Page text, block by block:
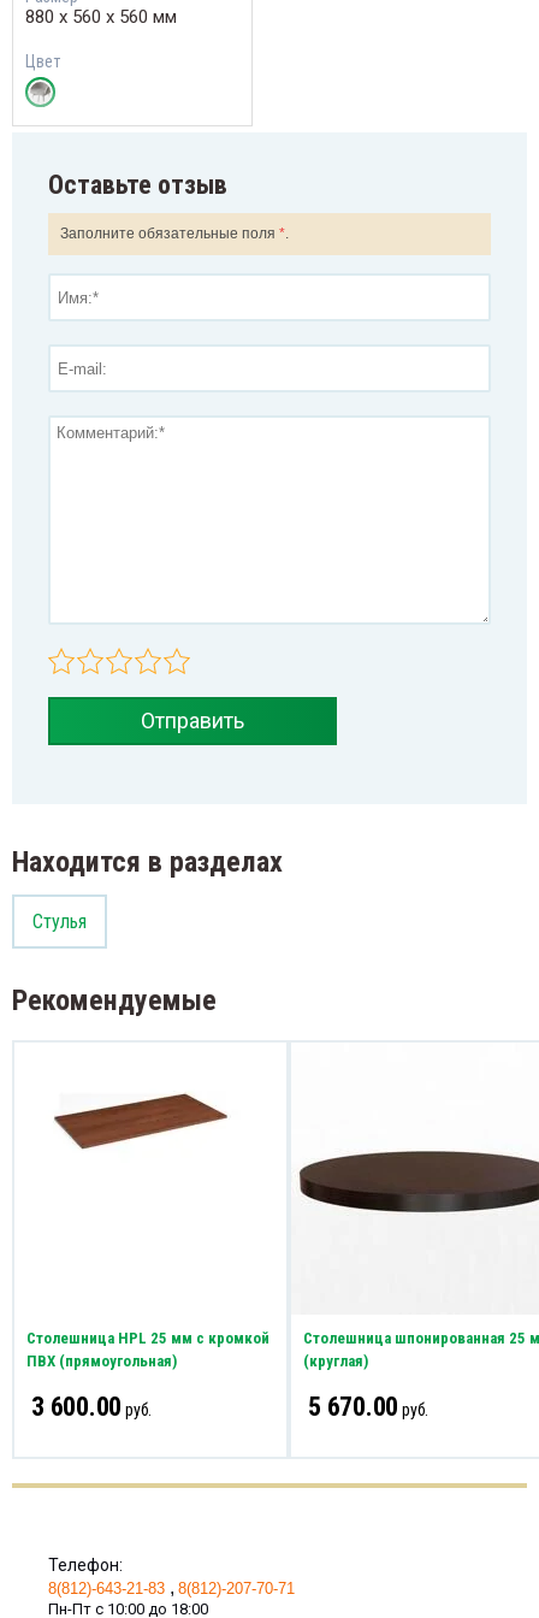
880 х 560 х 560 мм
Цвет
Оставьте отзыв
Заполните обязательные поля *.
Отправить
Находится в разделах
Стулья
Рекомендуемые
Столешница HPL 25 мм с кромкой
ПВХ (прямоугольная)
3 600.00 руб.
Столешница шпонированная 25
(круглая)
5 670.00 руб.
Телефон:
8(812)-643-21-83
8(812)-207-70-71
Пн-Пт с 10:00 до 18:00